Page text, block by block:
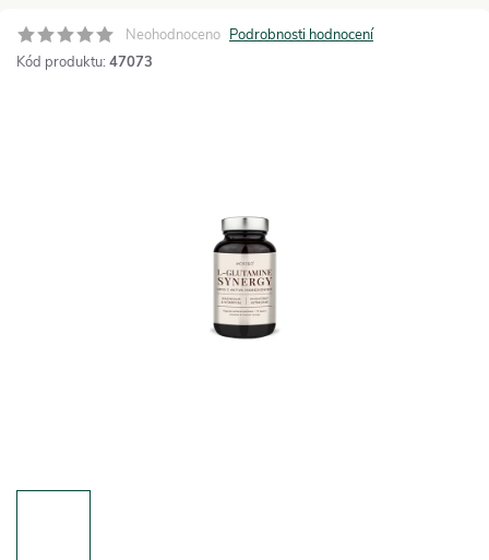
Neohodnoceno Podrobnosti hodnocení
Kód produktu: 47073